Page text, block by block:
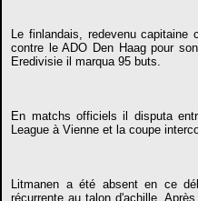
Le finlandais, redevenu
contre le ADO Den Haag pour
Eredivisie il marqua 95 buts.
En matchs officiels il disputa
League à Vienne et la coupe
Litmanen a été absent en ce
récurrente au talon d'achille.